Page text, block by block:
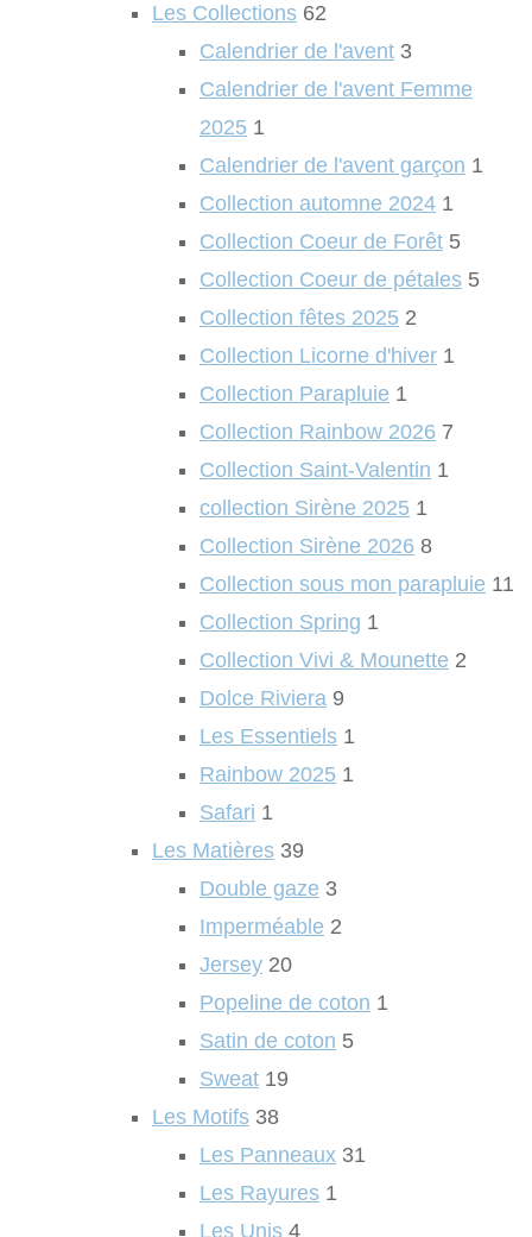
Les Collections 62
Calendrier de l'avent 3
Calendrier de l'avent Femme
2025 1
Calendrier de l'avent garçon 1
Collection automne 2024 1
Collection Coeur de Forêt 5
Collection Coeur de pétales 5
Collection fêtes 2025 2
Collection Licorne d'hiver 1
Collection Parapluie 1
Collection Rainbow 2026 7
Collection Saint-Valentin 1
collection Sirène 2025 1
Collection Sirène 2026 8
Collection sous mon parapluie 11
Collection Spring 1
Collection Vivi & Mounette 2
Dolce Riviera 9
Les Essentiels 1
Rainbow 2025 1
Safari 1
Les Matières 39
Double gaze 3
Imperméable 2
Jersey 20
Popeline de coton 1
Satin de coton 5
Sweat 19
Les Motifs 38
Les Panneaux 31
Les Rayures 1
Les Unis 4